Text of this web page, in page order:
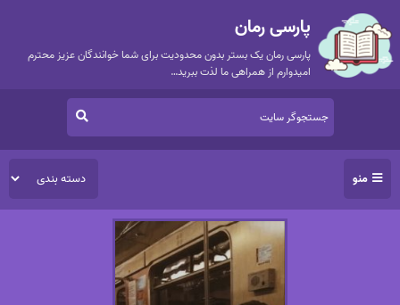
پارسی رمان
پارسی رمان یک بستر بدون محدودیت برای شما خوانندگان عزیز محترم
امیدوارم از همراهی ما لذت ببرید…
منو